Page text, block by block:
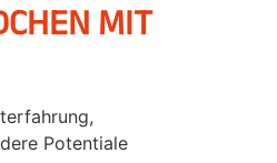
MIT
Potentiale